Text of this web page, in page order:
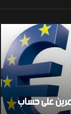
على حساب